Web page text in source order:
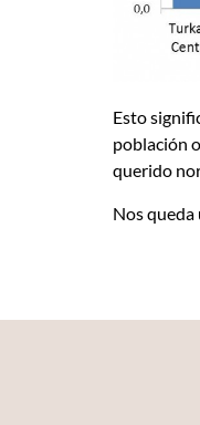
Esto
población
querido
Nos queda